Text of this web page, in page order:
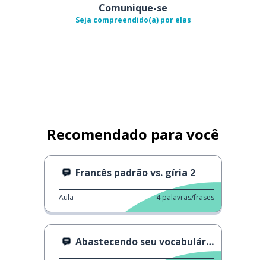
Comunique-se
Seja compreendido(a) por elas
Recomendado para você
Francês padrão vs. gíria 2
Aula 4 palavras/frases
Abastecendo seu vocabulário: Números 2